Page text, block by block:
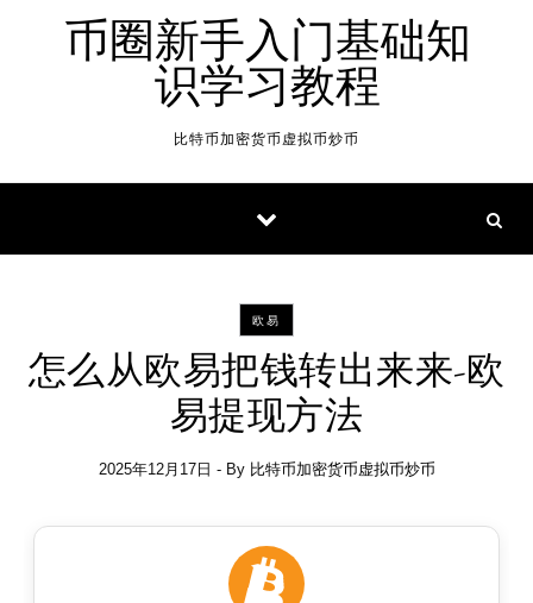
币圈新手入门基础知
识学习教程
比特币加密货币虚拟币炒币
欧易
怎么从欧易把钱转出来来-欧
易提现方法
2025年12月17日 - By 比特币加密货币虚拟币炒币